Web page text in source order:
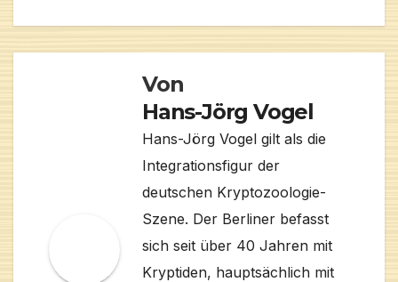
Von
Hans-Jörg Vogel
Hans-Jörg Vogel gilt als die
Integrationsfigur der
deutschen Kryptozoologie-
Szene. Der Berliner befasst
sich seit über 40 Jahren mit
Kryptiden, hauptsächlich mit